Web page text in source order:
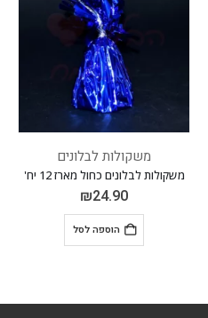
משקולות לבלונים
משקולות לבלונים כחול מארז 12 יח'
₪24.90
הוספה לסל